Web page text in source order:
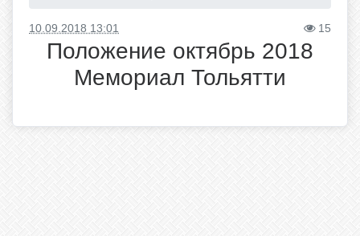
10.09.2018 13:01 15
Положение октябрь 2018
Мемориал Тольятти